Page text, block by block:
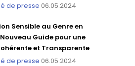
de presse 06.05.2024
Sensible au Genre en
Nouveau Guide pour une
et Transparente
de presse 06.05.2024